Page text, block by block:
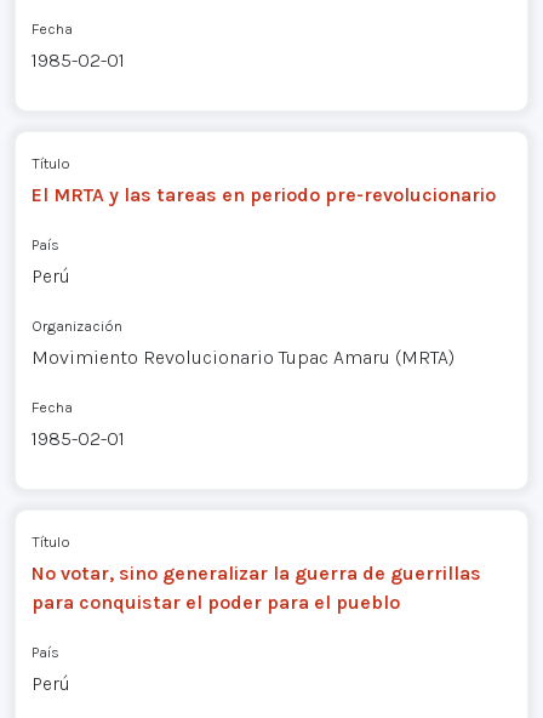
Fecha
1985-02-01
Título
El MRTA y las tareas en periodo pre-revolucionario
País
Perú
Organización
Movimiento Revolucionario Tupac Amaru (MRTA)
Fecha
1985-02-01
Título
No votar, sino generalizar la guerra de guerrillas
para conquistar el poder para el pueblo
País
Perú